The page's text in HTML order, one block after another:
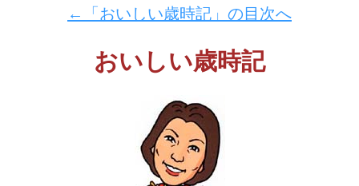
←「おいしい歳時記」の目次へ
おいしい歳時記